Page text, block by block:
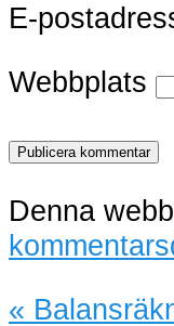
E-
Webbplats
Denna
«